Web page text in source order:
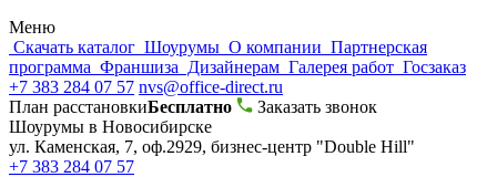
Меню
Скачать каталог Шоурумы О компании Партнерская
программа Франшиза Дизайнерам Галерея работ Госзаказ
+7 383 284 07 57 nvs@office-direct.ru
План расстановкиБесплатно
Заказать звонок
Шоурумы в Новосибирске
ул. Каменская, 7, оф.2929, бизнес-центр "Double Hill"
+7 383 284 07 57